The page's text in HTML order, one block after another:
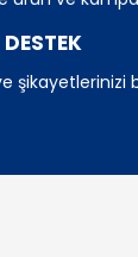
şikayetlerinizi